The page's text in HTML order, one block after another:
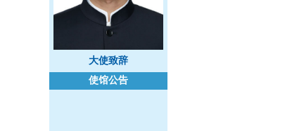
大使致辞
使馆公告